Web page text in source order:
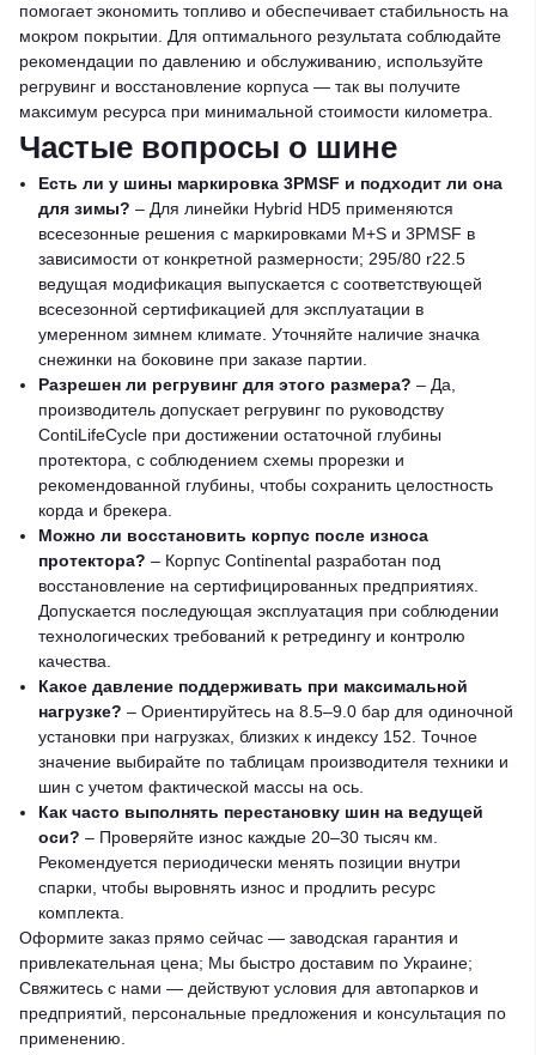
помогает экономить топливо и обеспечивает стабильность на
мокром покрытии. Для оптимального результата соблюдайте
рекомендации по давлению и обслуживанию, используйте
регрувинг и восстановление корпуса — так вы получите
максимум ресурса при минимальной стоимости километра.
Частые вопросы о шине
Есть ли у шины маркировка 3PMSF и подходит ли она
для зимы? – Для линейки Hybrid HD5 применяются
всесезонные решения с маркировками M+S и 3PMSF в
зависимости от конкретной размерности; 295/80 r22.5
ведущая модификация выпускается с соответствующей
всесезонной сертификацией для эксплуатации в
умеренном зимнем климате. Уточняйте наличие значка
снежинки на боковине при заказе партии.
Разрешен ли регрувинг для этого размера? – Да,
производитель допускает регрувинг по руководству
ContiLifeCycle при достижении остаточной глубины
протектора, с соблюдением схемы прорезки и
рекомендованной глубины, чтобы сохранить целостность
корда и брекера.
Можно ли восстановить корпус после износа
протектора? – Корпус Continental разработан под
восстановление на сертифицированных предприятиях.
Допускается последующая эксплуатация при соблюдении
технологических требований к ретредингу и контролю
качества.
Какое давление поддерживать при максимальной
нагрузке? – Ориентируйтесь на 8.5–9.0 бар для одиночной
установки при нагрузках, близких к индексу 152. Точное
значение выбирайте по таблицам производителя техники и
шин с учетом фактической массы на ось.
Как часто выполнять перестановку шин на ведущей
оси? – Проверяйте износ каждые 20–30 тысяч км.
Рекомендуется периодически менять позиции внутри
спарки, чтобы выровнять износ и продлить ресурс
комплекта.
Оформите заказ прямо сейчас — заводская гарантия и
привлекательная цена; Мы быстро доставим по Украине;
Свяжитесь с нами — действуют условия для автопарков и
предприятий, персональные предложения и консультация по
применению.